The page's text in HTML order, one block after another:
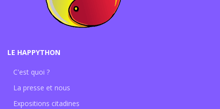
LE HAPPYTHON
C'est quoi ?
La presse et nous
Expositions citadines